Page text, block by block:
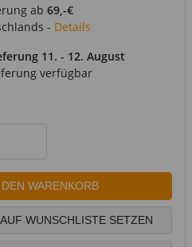
ab 69,-€
- Details
11. - 12. August
verfügbar
WARENKORB
WUNSCHLISTE SETZEN